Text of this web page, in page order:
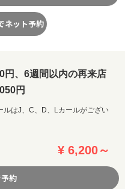
ネット予約
円、6週間以内の再来店
円
はJ、C、D、Lカールがござい
¥ 6,200～
約